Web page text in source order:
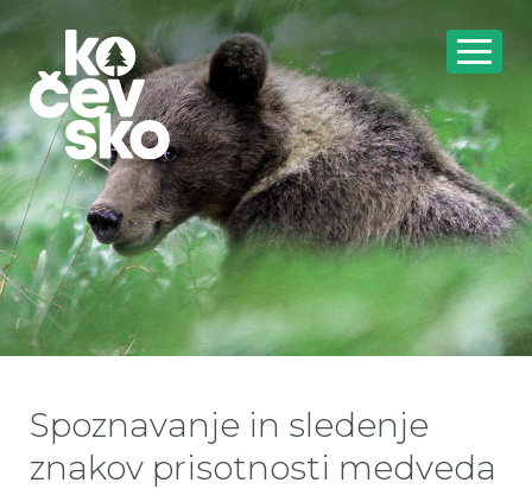
Spoznavanje in sledenje
znakov prisotnosti medveda